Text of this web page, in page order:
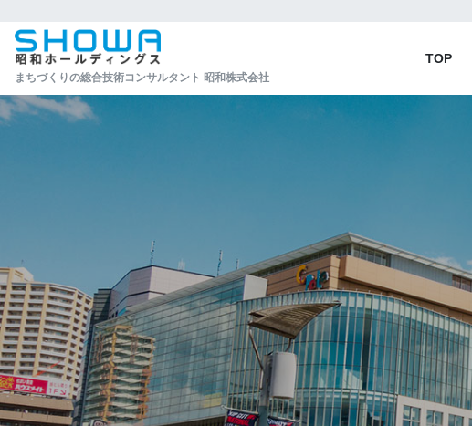
まちづくりの総合技術コンサルタント 昭和株式会社
TOP